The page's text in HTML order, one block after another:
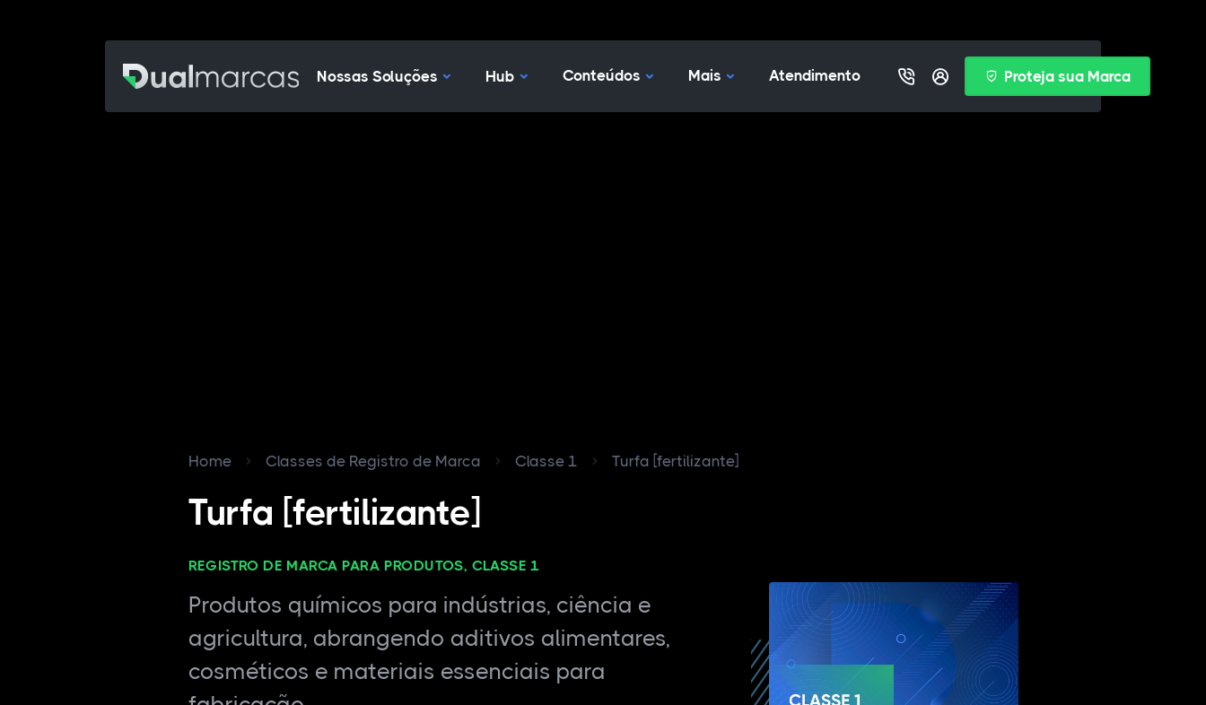
Nossas SoluçõesNossas Soluções
HubHub Conteúdos Mais Atendimento Proteja sua Marca
Home Classes de Registro de Marca Classe 1 Turfa [fertilizante]
Turfa [fertilizante]
REGISTRO DE MARCA PARA PRODUTOS, CLASSE 1
Produtos químicos para indústrias, ciência e
agricultura, abrangendo aditivos alimentares,
cosméticos e materiais essenciais para